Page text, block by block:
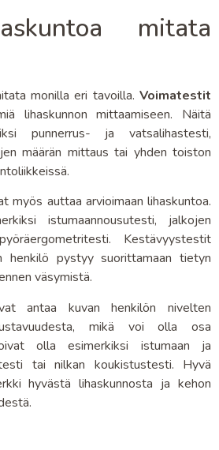
mitata
monilla eri tavoilla. Voimatestit
lihaskunnon mittaamiseen. Näitä
punnerrus- ja vatsalihastesti,
määrän mittaus tai yhden toiston
myös auttaa arvioimaan lihaskuntoa.
istumaannousutesti, jalkojen
Kestävyystestit
henkilö pystyy suorittamaan tietyn
väsymistä.
antaa kuvan henkilön nivelten
mikä voi olla osa
olla esimerkiksi istumaan ja
tai nilkan koukistustesti. Hyvä
hyvästä lihaskunnosta ja kehon